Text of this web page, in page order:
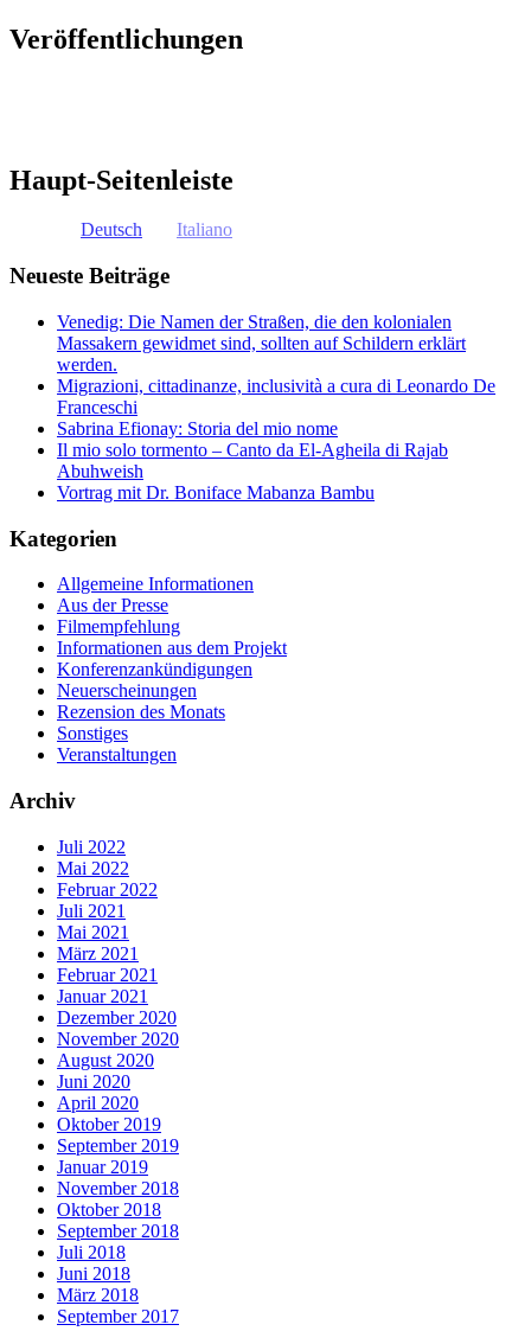
Veröffentlichungen
Haupt-Seitenleiste
Deutsch Italiano
Neueste Beiträge
Venedig: Die Namen der Straßen, die den kolonialen
Massakern gewidmet sind, sollten auf Schildern erklärt
werden.
Migrazioni, cittadinanze, inclusività a cura di Leonardo De
Franceschi
Sabrina Efionay: Storia del mio nome
Il mio solo tormento – Canto da El-Agheila di Rajab
Abuhweish
Vortrag mit Dr. Boniface Mabanza Bambu
Kategorien
Allgemeine Informationen
Aus der Presse
Filmempfehlung
Informationen aus dem Projekt
Konferenzankündigungen
Neuerscheinungen
Rezension des Monats
Sonstiges
Veranstaltungen
Archiv
Juli 2022
Mai 2022
Februar 2022
Juli 2021
Mai 2021
März 2021
Februar 2021
Januar 2021
Dezember 2020
November 2020
August 2020
Juni 2020
April 2020
Oktober 2019
September 2019
Januar 2019
November 2018
Oktober 2018
September 2018
Juli 2018
Juni 2018
März 2018
September 2017